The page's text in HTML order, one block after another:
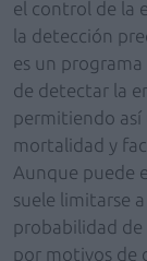
el control de la
la detección
es un
de detectar la
permitiendo así
mortalidad y
Aunque puede
suele limitarse
probabilidad
por motivos de